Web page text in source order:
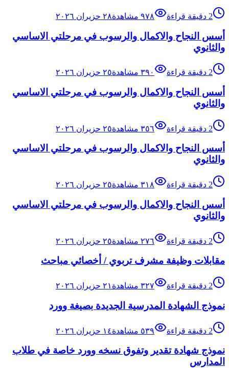
2 دقيقة قراءة ٩٧٨ مشاهدة٢٨ حزيران ٢٠٢٦
أسس النجاح والاكمال والرسوب في مرحلتي الاساسي
والثانوي
2 دقيقة قراءة ٣٩٠ مشاهدة٢٥ حزيران ٢٠٢٦
أسس النجاح والاكمال والرسوب في مرحلتي الاساسي
والثانوي
2 دقيقة قراءة ٣٥٦ مشاهدة٢٥ حزيران ٢٠٢٦
أسس النجاح والاكمال والرسوب في مرحلتي الاساسي
والثانوي
2 دقيقة قراءة ٣١٨ مشاهدة٢٥ حزيران ٢٠٢٦
أسس النجاح والاكمال والرسوب في مرحلتي الاساسي
والثانوي
2 دقيقة قراءة ٢٧٦ مشاهدة٢٥ حزيران ٢٠٢٦
مقابلات وظيفة مشرف تربوي / أخصائي مباحث
2 دقيقة قراءة ٣٢٧ مشاهدة ٢١ حزيران ٢٠٢٦
نموذج الشهادة المدرسية الجديدة بصيغة وورد
2 دقيقة قراءة ٥٣٩ مشاهدة١٤ حزيران ٢٠٢٦
نموذج شهادة تقدير وتفوق نسخه وورد خاصة في طلاب
المدارس